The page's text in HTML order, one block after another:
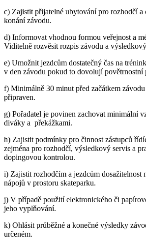
c) Zajistit přijatelné ubytování pro rozhodčí a
konání závodu.
d) Informovat vhodnou formou veřejnost a
Viditelně rozvěsit rozpis závodu a
e) Umožnit jezdcům dostatečný čas na
v den závodu pokud to dovolují povětrnostní
f) Minimálně 30 minut před začátkem
připraven.
g) Pořadatel je povinen zachovat minimální
diváky a překážkami.
h) Zajistit podmínky pro činnost zástupců
zejména pro rozhodčí, výsledkový servis a
dopingovou kontrolou.
i) Zajistit rozhodčím a jezdcům dosažitelnost
nápojů v prostoru skateparku.
j) V případě použití elektronického či
jeho vyplňování.
k) Ohlásit průběžné a konečné výsledky
určeném.